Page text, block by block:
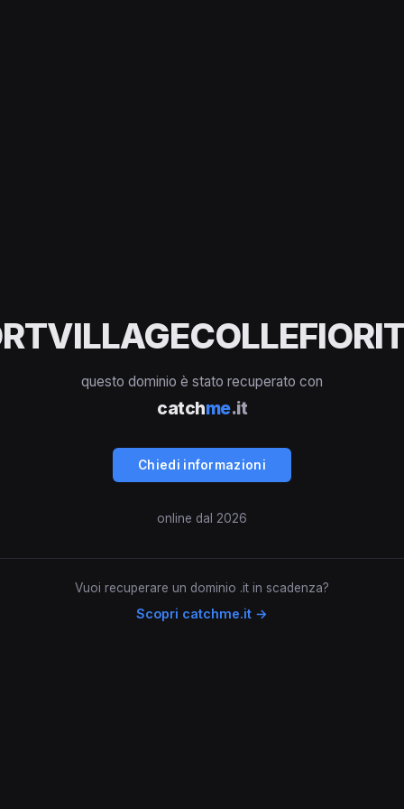
questo dominio è stato recuperato con
catchme.it
Chiedi informazioni
online dal 2026
Vuoi recuperare un dominio .it in scadenza?
Scopri catchme.it →